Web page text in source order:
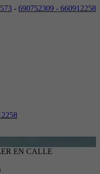
- 690752309 - 660912258
EN CALLE